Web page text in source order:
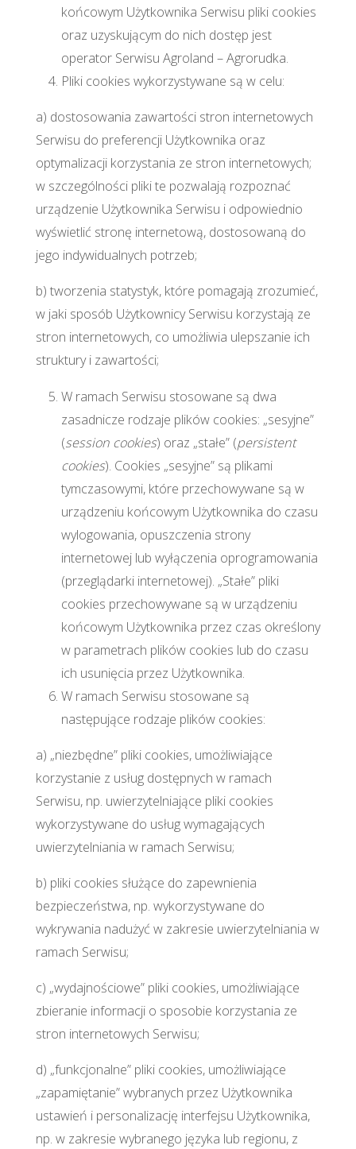
końcowym Użytkownika Serwisu pliki cookies
oraz uzyskującym do nich dostęp jest
operator Serwisu Agroland – Agrorudka.
Pliki cookies wykorzystywane są w celu:
a) dostosowania zawartości stron internetowych
Serwisu do preferencji Użytkownika oraz
optymalizacji korzystania ze stron internetowych;
w szczególności pliki te pozwalają rozpoznać
urządzenie Użytkownika Serwisu i odpowiednio
wyświetlić stronę internetową, dostosowaną do
jego indywidualnych potrzeb;
b) tworzenia statystyk, które pomagają zrozumieć,
w jaki sposób Użytkownicy Serwisu korzystają ze
stron internetowych, co umożliwia ulepszanie ich
struktury i zawartości;
W ramach Serwisu stosowane są dwa
zasadnicze rodzaje plików cookies: „sesyjne”
(session cookies) oraz „stałe” (persistent
cookies). Cookies „sesyjne” są plikami
tymczasowymi, które przechowywane są w
urządzeniu końcowym Użytkownika do czasu
wylogowania, opuszczenia strony
internetowej lub wyłączenia oprogramowania
(przeglądarki internetowej). „Stałe” pliki
cookies przechowywane są w urządzeniu
końcowym Użytkownika przez czas określony
w parametrach plików cookies lub do czasu
ich usunięcia przez Użytkownika.
W ramach Serwisu stosowane są
następujące rodzaje plików cookies:
a) „niezbędne” pliki cookies, umożliwiające
korzystanie z usług dostępnych w ramach
Serwisu, np. uwierzytelniające pliki cookies
wykorzystywane do usług wymagających
uwierzytelniania w ramach Serwisu;
b) pliki cookies służące do zapewnienia
bezpieczeństwa, np. wykorzystywane do
wykrywania nadużyć w zakresie uwierzytelniania w
ramach Serwisu;
c) „wydajnościowe” pliki cookies, umożliwiające
zbieranie informacji o sposobie korzystania ze
stron internetowych Serwisu;
d) „funkcjonalne” pliki cookies, umożliwiające
„zapamiętanie” wybranych przez Użytkownika
ustawień i personalizację interfejsu Użytkownika,
np. w zakresie wybranego języka lub regionu, z